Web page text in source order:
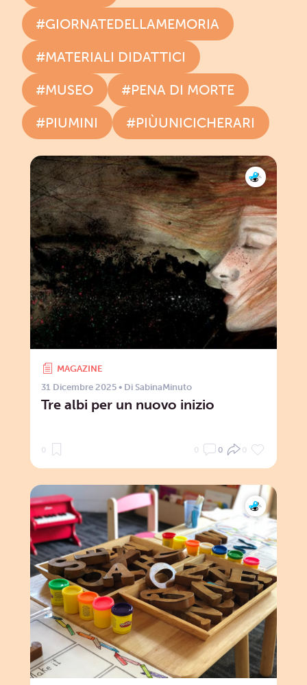
MAGAZINE
31 Dicembre 2025 • Di SabinaMinuto
Tre albi per un nuovo inizio
0 0 0 0
#GIORNATEDELLAMEMORIA
#MATERIALI DIDATTICI
#MUSEO
#PENA DI MORTE
#PIUMINI
#PIÙUNICICHERARI